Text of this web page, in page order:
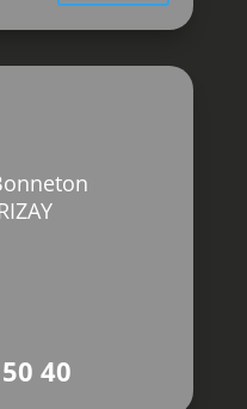
40